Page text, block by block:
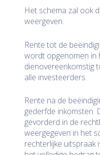
Het schema zal ook
weergeven:
Rente tot de
wordt opgenomen in
dienovereenkomstig
alle investeerders.
Rente na de
gederfde inkomsten.
gevorderd in de
weergegeven in het
rechterlijke uitspraak